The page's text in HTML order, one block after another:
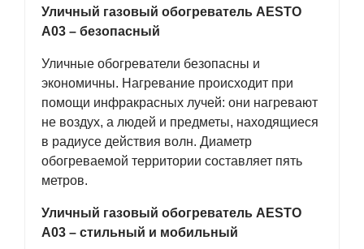
Уличный газовый обогреватель AESTO
A03 – безопасный
Уличные обогреватели безопасны и
экономичны. Нагревание происходит при
помощи инфракрасных лучей: они нагревают
не воздух, а людей и предметы, находящиеся
в радиусе действия волн. Диаметр
обогреваемой территории составляет пять
метров.
Уличный газовый обогреватель AESTO
A03 – стильный и мобильный